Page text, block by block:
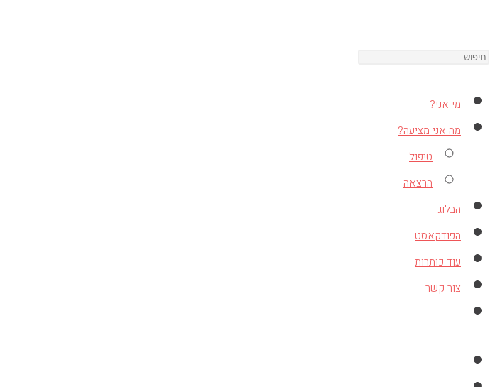
מי אני?
מה אני מציעה?
טיפול
הרצאה
הבלוג
הפודקאסט
עוד כותרות
צור קשר